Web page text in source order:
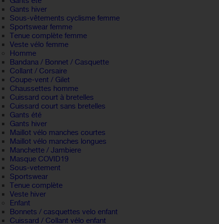
Gants hiver
Sous-vêtements cyclisme femme
Sportswear femme
Tenue complète femme
Veste vélo femme
Homme
Bandana / Bonnet / Casquette
Collant / Corsaire
Coupe-vent / Gilet
Chaussettes homme
Cuissard court à bretelles
Cuissard court sans bretelles
Gants été
Gants hiver
Maillot vélo manches courtes
Maillot vélo manches longues
Manchette / Jambiere
Masque COVID19
Sous-vetement
Sportswear
Tenue complète
Veste hiver
Enfant
Bonnets / casquettes velo enfant
Cuissard / Collant vélo enfant